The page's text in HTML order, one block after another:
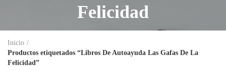
Felicidad
Inicio
Productos etiquetados “Libros De Autoayuda Las Gafas De La
Felicidad”